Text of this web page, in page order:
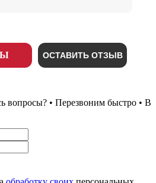
ОСТАВИТЬ ОТЗЫВ
вопросы? • Перезвоним быстро • В